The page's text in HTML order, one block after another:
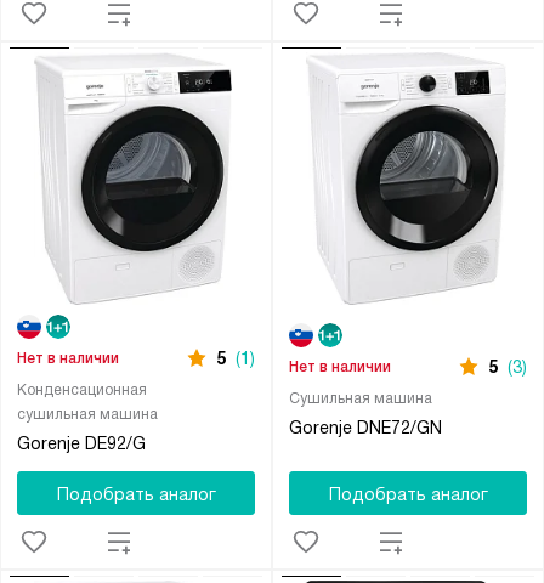
Конденсационная
сушильная машина
Gorenje DE92/G
Нет в наличии 5 (1)
Подобрать аналог
Сушильная машина
Gorenje DNE72/GN
Нет в наличии 5 (3)
Подобрать аналог